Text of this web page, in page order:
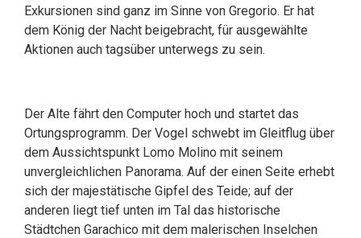
Exkursionen sind ganz im Sinne von Gregorio. Er hat
dem König der Nacht beigebracht, für ausgewählte
Aktionen auch tagsüber unterwegs zu sein.
Der Alte fährt den Computer hoch und startet das
Ortungsprogramm. Der Vogel schwebt im Gleitflug über
dem Aussichtspunkt Lomo Molino mit seinem
unvergleichlichen Panorama. Auf der einen Seite erhebt
sich der majestätische Gipfel des Teide; auf der
anderen liegt tief unten im Tal das historische
Städtchen Garachico mit dem malerischen Inselchen